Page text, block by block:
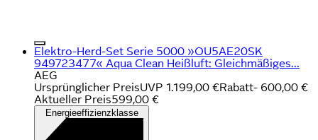
Elektro-Herd-Set Serie 5000 »OU5AE20SK
949723477« Aqua Clean Heißluft: Gleichmäßiges...
AEG
Ursprünglicher PreisUVP 1.199,00 €Rabatt- 600,00 €
Aktueller Preis599,00 €
Energieeffizienzklasse